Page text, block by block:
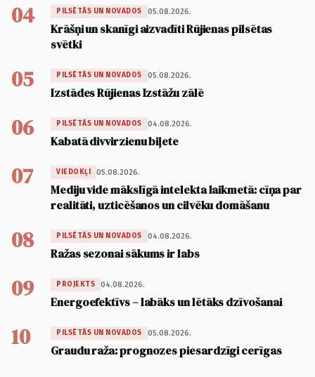
04 PILSĒTĀS UN NOVADOS 05.08.2026.
Krāšņi un skanīgi aizvadīti Rūjienas pilsētas
svētki
05 PILSĒTĀS UN NOVADOS 05.08.2026.
Izstādes Rūjienas Izstāžu zālē
06 PILSĒTĀS UN NOVADOS 04.08.2026.
Kabatā divvirzienu biļete
07 VIEDOKĻI 05.08.2026.
Mediju vide mākslīgā intelekta laikmetā: cīņa par
realitāti, uzticēšanos un cilvēku domāšanu
08 PILSĒTĀS UN NOVADOS 04.08.2026.
Ražas sezonai sākums ir labs
09 PROJEKTS 04.08.2026.
Energoefektīvs – labāks un lētāks dzīvošanai
10 PILSĒTĀS UN NOVADOS 05.08.2026.
Graudu raža: prognozes piesardzīgi cerīgas